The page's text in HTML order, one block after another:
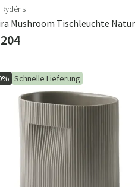
Rydéns
Mushroom Tischleuchte
Schnelle Lieferung